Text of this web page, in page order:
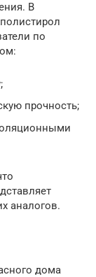
В
по
прочность;
аналогов.
дома